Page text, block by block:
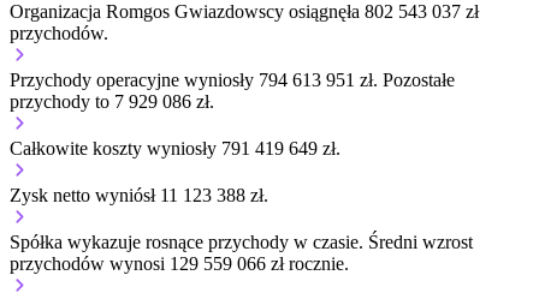
Organizacja Romgos Gwiazdowscy osiągnęła 802 543 037 zł
przychodów.
Przychody operacyjne wyniosły 794 613 951 zł. Pozostałe
przychody to 7 929 086 zł.
Całkowite koszty wyniosły 791 419 649 zł.
Zysk netto wyniósł 11 123 388 zł.
Spółka wykazuje rosnące przychody w czasie. Średni wzrost
przychodów wynosi 129 559 066 zł rocznie.